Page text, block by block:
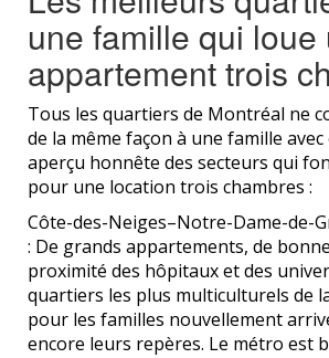
une famille qui loue
appartement trois
Tous les quartiers de Montréal ne
de la même façon à une famille
aperçu honnête des secteurs qui
pour une location trois chambres :
Côte-des-Neiges–Notre-Dame-de-
: De grands appartements, de
proximité des hôpitaux et des
quartiers les plus multiculturels de
pour les familles nouvellement
encore leurs repères. Le métro est